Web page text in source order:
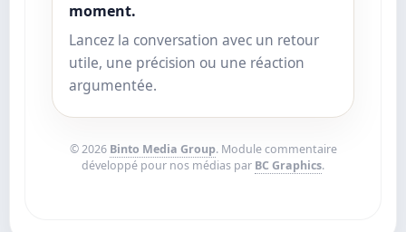
moment.
Lancez la conversation avec un retour
utile, une précision ou une réaction
argumentée.
© 2026 Binto Media Group. Module commentaire
développé pour nos médias par BC Graphics.